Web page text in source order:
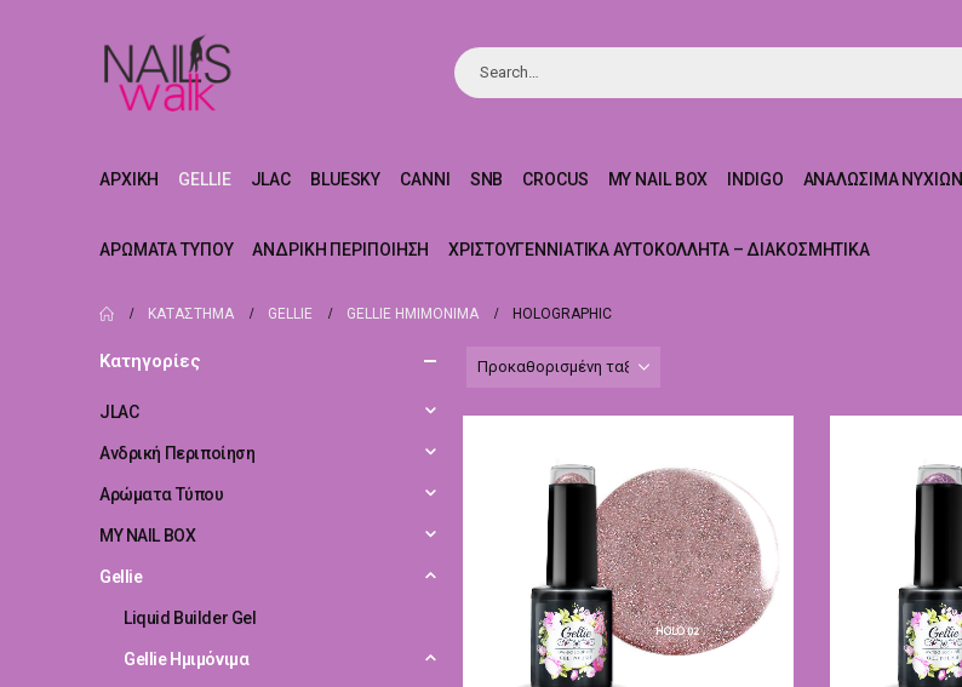
ΑΡΧΙΚΉ GELLIE JLAC BLUESKY CANNI SNB CROCUS MY NAIL BOX INDIGO ΑΝΑΛΏΣΙΜΑ ΝΥΧΙΏΝ
ΑΡΏΜΑΤΑ ΤΎΠΟΥ ΑΝΔΡΙΚΉ ΠΕΡΙΠΟΊΗΣΗ ΧΡΙΣΤΟΥΓΕΝΝΙΆΤΙΚΑ ΑΥΤΟΚΌΛΛΗΤΑ – ΔΙΑΚΟΣΜΗΤΙΚΆ
ΚΑΤΆΣΤΗΜΑ GELLIE GELLIE ΗΜΙΜΌΝΙΜΑ HOLOGRAPHIC
Κατηγορίες
JLAC
Ανδρική Περιποίηση
Αρώματα Τύπου
MY NAIL BOX
Gellie
Liquid Builder Gel
Gellie Ημιμόνιμα